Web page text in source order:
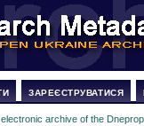
ЗАРЕЄСТРУВАТИСЯ
archive of the